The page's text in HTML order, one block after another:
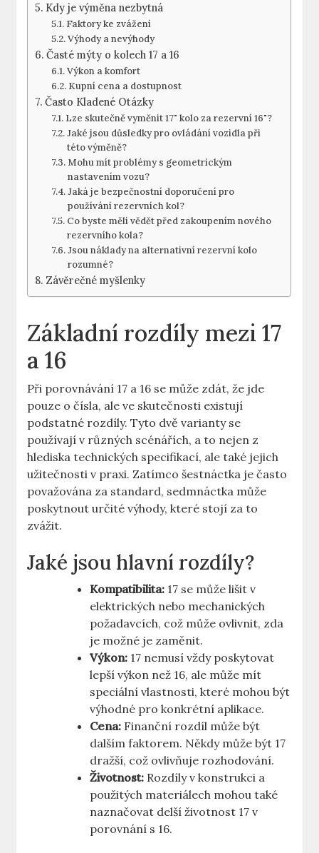
Kdy je ​výměna nezbytná
Faktory ke⁢ zvážení
Výhody a nevýhody
Časté mýty o ‍kolech 17 a 16
Výkon a komfort
Kupní⁣ cena a dostupnost
Často Kladené‍ Otázky
Lze skutečně vyměnit 17" kolo za rezervní 16"?
Jaké jsou důsledky pro ovládání vozidla při
této výměně?
Mohu mít problémy s geometrickým
nastavením vozu?
Jaká je bezpečnostní doporučení pro
používání rezervních kol?
Co byste měli vědět před zakoupením nového
rezervního kola?
Jsou náklady na alternativní rezervní kolo
rozumné?
Závěrečné myšlenky
Základní rozdíly mezi 17
a‌ 16
Při ⁢porovnávání ‌17​ a 16 se může zdát, že jde⁤
pouze ⁣o čísla, ale ve skutečnosti existují
podstatné⁢ rozdíly. Tyto dvě ⁣varianty ⁢se
‌používají v různých ⁤scénářích, a to nejen z
hlediska technických specifikací, ale také⁤ jejich
užitečnosti v praxi. Zatímco šestnáctka je často
považována za⁣ standard, sedmnáctka může‌
poskytnout určité výhody, které stojí za to⁤
zvážit.
Jaké jsou hlavní rozdíly?
Kompatibilita: 17 se může lišit v
elektrických nebo‍ mechanických
požadavcích, což může⁢ ovlivnit, zda
je⁤ možné je zaměnit.
Výkon: 17 nemusí ‍vždy⁢ poskytovat
lepší výkon⁢ než 16, ale může mít
speciální vlastnosti, které mohou ​být
výhodné pro konkrétní​ aplikace.
Cena: Finanční rozdíl⁤ může ‍být
dalším faktorem. Někdy může být 17
⁢dražší,⁣ což ovlivňuje rozhodování.
Životnost: Rozdíly v⁤ konstrukci a
použitých materiálech mohou také
naznačovat ‍delší životnost 17 v
porovnání s 16.